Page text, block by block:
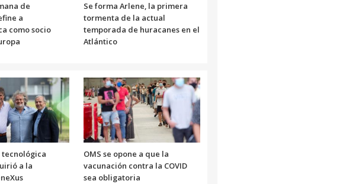
de
a
como socio
Se forma Arlene, la primera
tormenta de la actual
temporada de huracanes en el
Atlántico
tecnológica
a la
OMS se opone a que la
vacunación contra la COVID
sea obligatoria